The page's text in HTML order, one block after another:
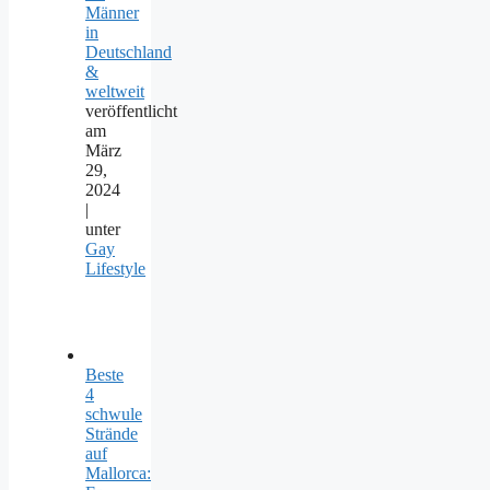
Männer
in
Deutschland
&
weltweit
veröffentlicht
am
März
29,
2024
|
unter
Gay
Lifestyle
Beste
4
schwule
Strände
auf
Mallorca: